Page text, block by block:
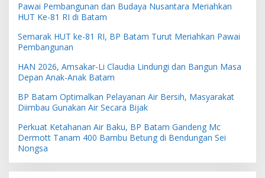
Pawai Pembangunan dan Budaya Nusantara Meriahkan
HUT Ke-81 RI di Batam
Semarak HUT ke-81 RI, BP Batam Turut Meriahkan Pawai
Pembangunan
HAN 2026, Amsakar-Li Claudia Lindungi dan Bangun Masa
Depan Anak-Anak Batam
BP Batam Optimalkan Pelayanan Air Bersih, Masyarakat
Diimbau Gunakan Air Secara Bijak
Perkuat Ketahanan Air Baku, BP Batam Gandeng Mc
Dermott Tanam 400 Bambu Betung di Bendungan Sei
Nongsa